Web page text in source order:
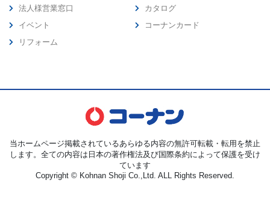
法人様営業窓口
イベント
リフォーム
カタログ
コーナンカード
当ホームページ掲載されているあらゆる内容の無許可転載・転用を禁止
します。全ての内容は日本の著作権法及び国際条約によって保護を受け
ています
Copyright © Kohnan Shoji Co.,Ltd. ALL Rights Reserved.